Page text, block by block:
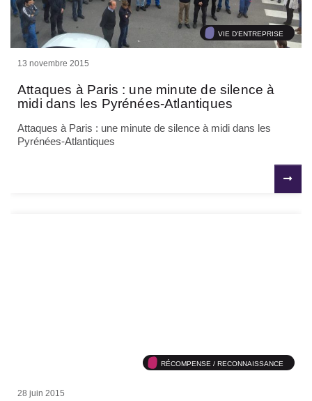
VIE D'ENTREPRISE
13 novembre 2015
Attaques à Paris : une minute de silence à
midi dans les Pyrénées-Atlantiques
Attaques à Paris : une minute de silence à midi dans les
Pyrénées-Atlantiques
RÉCOMPENSE / RECONNAISSANCE
28 juin 2015